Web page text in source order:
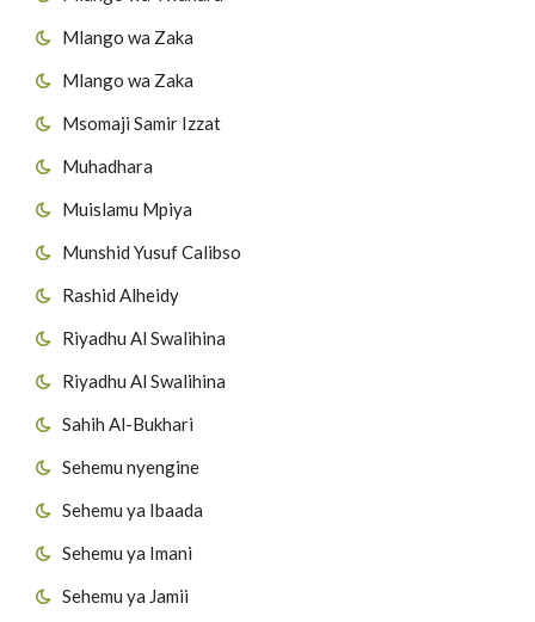
Mlango wa Zaka
Mlango wa Zaka
Msomaji Samir Izzat
Muhadhara
Muislamu Mpiya
Munshid Yusuf Calibso
Rashid Alheidy
Riyadhu Al Swalihina
Riyadhu Al Swalihina
Sahih Al-Bukhari
Sehemu nyengine
Sehemu ya Ibaada
Sehemu ya Imani
Sehemu ya Jamii